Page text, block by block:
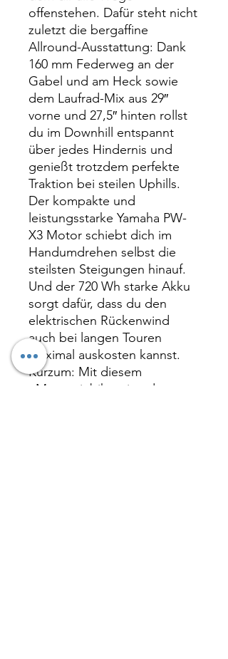
offenstehen. Dafür steht nicht
zuletzt die bergaffine
Allround-Ausstattung: Dank
160 mm Federweg an der
Gabel und am Heck sowie
dem Laufrad-Mix aus 29″
vorne und 27,5″ hinten rollst
du im Downhill entspannt
über jedes Hindernis und
genießt trotzdem perfekte
Traktion bei steilen Uphills.
Der kompakte und
leistungsstarke Yamaha PW-
X3 Motor schiebt dich im
Handumdrehen selbst die
steilsten Steigungen hinauf.
Und der 720 Wh starke Akku
sorgt dafür, dass du den
elektrischen Rückenwind
auch bei langen Touren
maximal auskosten kannst.
Kurzum: Mit diesem
eMountainbike wirst du